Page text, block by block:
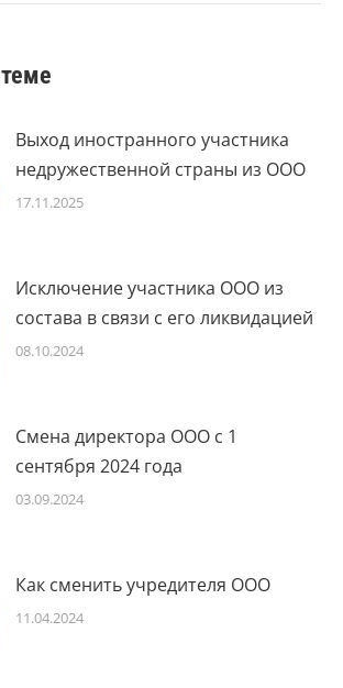
Выход иностранного участника
недружественной страны из ООО
17.11.2025
Исключение участника ООО из
состава в связи с его ликвидацией
08.10.2024
Смена директора ООО с 1
сентября 2024 года
03.09.2024
Как сменить учредителя ООО
11.04.2024